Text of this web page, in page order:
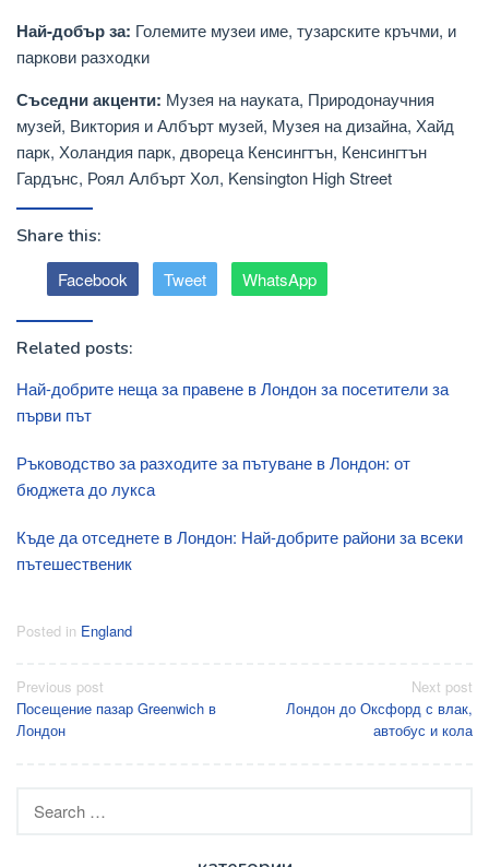
Най-добър за: Големите музеи име, тузарските кръчми, и
паркови разходки
Съседни акценти: Музея на науката, Природонаучния
музей, Виктория и Албърт музей, Музея на дизайна, Хайд
парк, Холандия парк, двореца Кенсингтън, Кенсингтън
Гардънс, Роял Албърт Хол, Kensington High Street
Share this:
Facebook Tweet WhatsApp
Related posts:
Най-добрите неща за правене в Лондон за посетители за
първи път
Ръководство за разходите за пътуване в Лондон: от
бюджета до лукса
Къде да отседнете в Лондон: Най-добрите райони за всеки
пътешественик
Posted in England
Post
navigation
Previous post
Посещение пазар Greenwich в
Лондон
Next post
Лондон до Оксфорд с влак,
автобус и кола
Search